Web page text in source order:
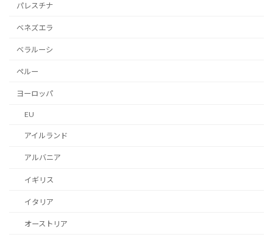
パレスチナ
ベネズエラ
ベラルーシ
ペルー
ヨーロッパ
EU
アイルランド
アルバニア
イギリス
イタリア
オーストリア